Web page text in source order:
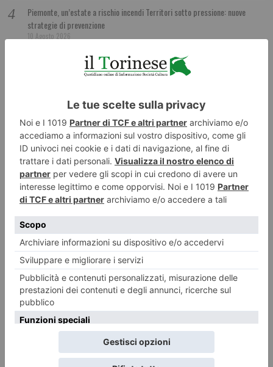
Piemonte, un’estate a rischio incendi Territori sotto pressione: nuove
strategie di prevenzione
10 Agosto 2026
Piemonte, banche in ritirata: così interi territori rischiano di restare senza
Locali storici a Torino: Caffè confetteria Abrate
10 Agosto 2026
Cipolle e zucchine ripiene
10 Agosto 2026
Nuovi orari Nidi comunali: coinvolti 77 Comuni piemontesi
10 Agosto 2026
Angoli torinesi, il Bastion Verde
10 Agosto 2026
Agosto a Torino, come cambiano i servizi Gtt
10 Agosto 2026
L’uomo che ha investito i ciclisti: “Chiedo perdono”
10 Agosto 2026
Addio a Livio Berruti, campione olimpico torinese
10 Agosto 2026